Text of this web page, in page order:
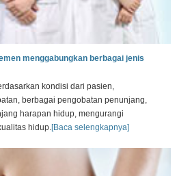
menggabungkan berbagai jenis
kondisi dari pasien,
berbagai pengobatan penunjang,
harapan hidup, mengurangi
hidup.[Baca selengkapnya]